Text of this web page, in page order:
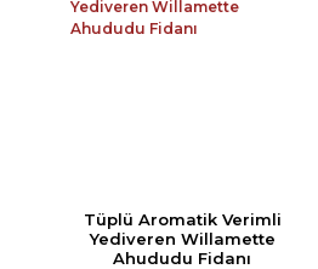
Tüplü Aromatik Verimli
Yediveren Willamette
Ahududu Fidanı